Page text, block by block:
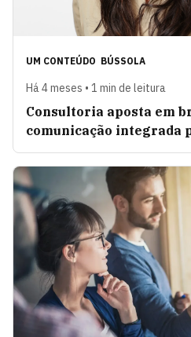
UM CONTEÚDO BÚSSOLA
Há 4 meses • 1 min de leitura
Consultoria aposta em
comunicação integrada